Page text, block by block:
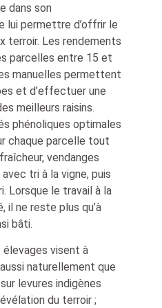
dans son
lui permettre d’offrir le
terroir. Les rendements
parcelles entre 15 et
manuelles permettent
et d’effectuer une
meilleurs raisins.
phénoliques optimales
chaque parcelle tout
vendanges
tri à la vigne, puis
Lorsque le travail à la
il ne reste plus qu’à
bâti.
élevages visent à
naturellement que
levures indigènes
du terroir ;